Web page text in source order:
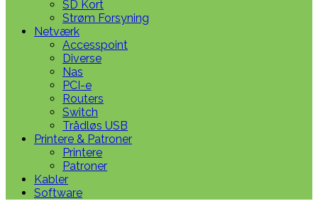
SD Kort
Strøm Forsyning
Netværk
Accesspoint
Diverse
Nas
PCI-e
Routers
Switch
Trådløs USB
Printere & Patroner
Printere
Patroner
Kabler
Software